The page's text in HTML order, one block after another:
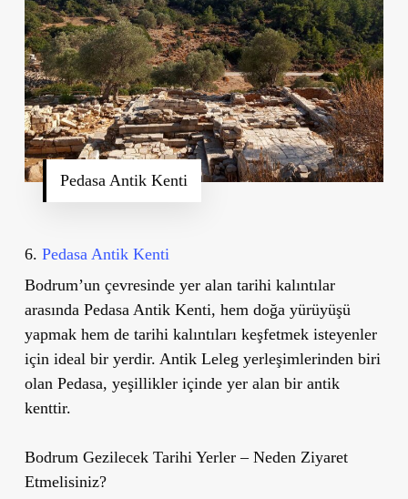
Pedasa Antik Kenti
6. Pedasa Antik Kenti
Bodrum’un çevresinde yer alan tarihi kalıntılar
arasında Pedasa Antik Kenti, hem doğa yürüyüşü
yapmak hem de tarihi kalıntıları keşfetmek isteyenler
için ideal bir yerdir. Antik Leleg yerleşimlerinden biri
olan Pedasa, yeşillikler içinde yer alan bir antik
kenttir.
Bodrum Gezilecek Tarihi Yerler – Neden Ziyaret
Etmelisiniz?